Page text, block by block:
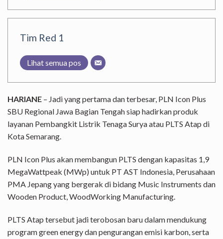
Tim Red 1
Lihat semua pos
HARIANE – Jadi yang pertama dan terbesar, PLN Icon Plus
SBU Regional Jawa Bagian Tengah siap hadirkan produk
layanan Pembangkit Listrik Tenaga Surya atau PLTS Atap di
Kota Semarang.
PLN Icon Plus akan membangun PLTS dengan kapasitas 1,9
MegaWattpeak (MWp) untuk PT AST Indonesia, Perusahaan
PMA Jepang yang bergerak di bidang Music Instruments dan
Wooden Product, WoodWorking Manufacturing.
PLTS Atap tersebut jadi terobosan baru dalam mendukung
program green energy dan pengurangan emisi karbon, serta